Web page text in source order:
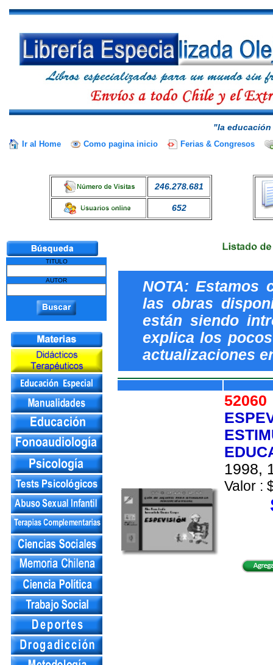
"la
Ir al Home Como pagina inicio Ferias & Congresos
246.278.681
652
TITULO
AUTOR
NOTA: Estamos
las obras
están siendo
explica los
actualizaciones
1998,
Valor :